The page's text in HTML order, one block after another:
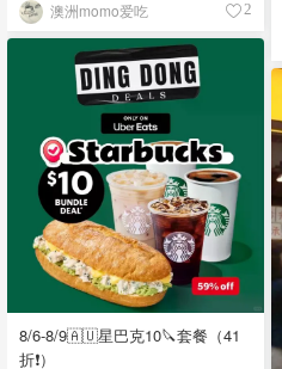
澳洲momo爱吃 2
8/6-8/9🇦🇺星巴克10🔪套餐（41
折❗）